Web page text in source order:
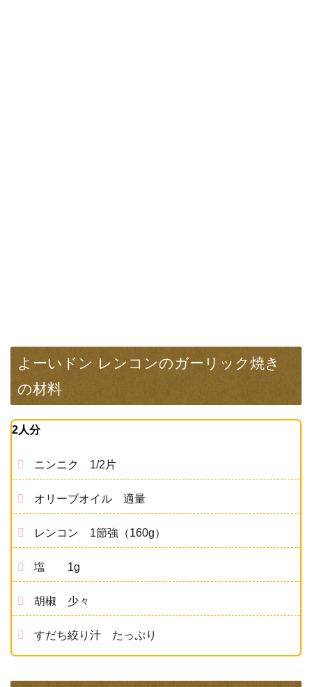
よーいドン レンコンのガーリック焼き
の材料
2人分
ニンニク 1/2片
オリーブオイル 適量
レンコン 1節強（160g）
塩 1g
胡椒 少々
すだち絞り汁 たっぷり